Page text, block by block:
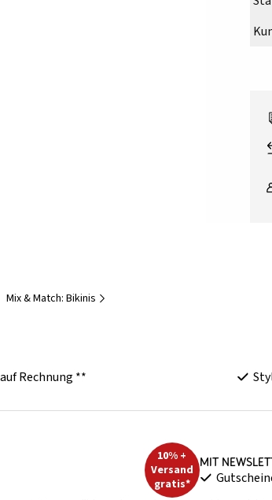
Mix & Match: Bikinis
Rechnung **
10% +
Versand
gratis*
Mit